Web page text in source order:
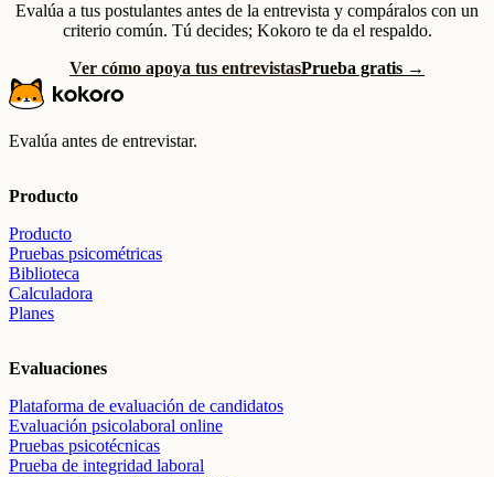
Evalúa a tus postulantes antes de la entrevista y compáralos con un
criterio común. Tú decides; Kokoro te da el respaldo.
Ver cómo apoya tus entrevistasPrueba gratis →
Evalúa antes de entrevistar.
Producto
Producto
Pruebas psicométricas
Biblioteca
Calculadora
Planes
Evaluaciones
Plataforma de evaluación de candidatos
Evaluación psicolaboral online
Pruebas psicotécnicas
Prueba de integridad laboral